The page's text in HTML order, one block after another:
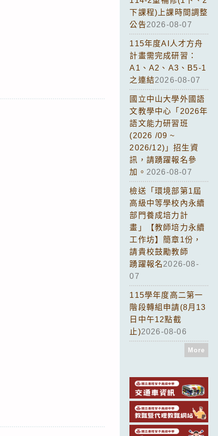
下課程)上課時間調整
公告2026-08-07
115年度AI人才方舟
計畫需完成研習：
A1、A2、A3、B5-1
之連結2026-08-07
國立中山大學外國語
文教學中心「2026年
語文能力研習班
(2026 /09 ~
2026/12)」招生資
訊，請踴躍報名參
加。 2026-08-07
檢送「環境部第1屆
高級中等學校內永續
部門養成培力計
畫」【教師培力永續
工作坊】簡章1份，
請貴校鼓勵教師
踴躍報名2026-08-
07
115學年度高二第一
階段轉組申請(8月13
日中午12點截
止)2026-08-06
More